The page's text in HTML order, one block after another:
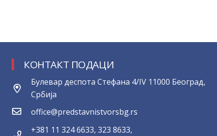
КОНТАКТ ПОДАЦИ
Булевар деспота Стефана 4/IV 11000 Београд,
Србија
office@predstavnistvorsbg.rs
+381 11 324 6633, 323 8633,